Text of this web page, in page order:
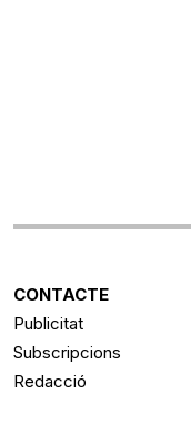
CONTACTE
Publicitat
Subscripcions
Redacció